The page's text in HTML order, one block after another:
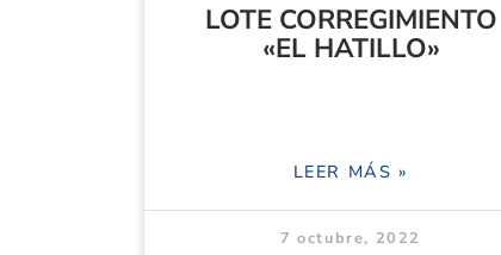
LOTE CORREGIMIENTO
«EL HATILLO»
LEER MÁS »
7 octubre, 2022